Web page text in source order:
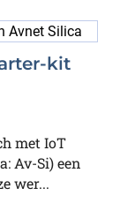
kit
met IoT
Av-Si) een
wer...